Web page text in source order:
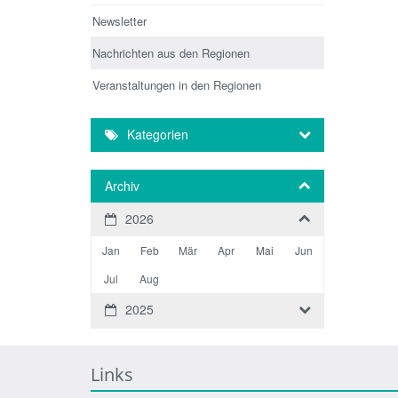
Newsletter
Nachrichten aus den Regionen
Veranstaltungen in den Regionen
Kategorien
Archiv
2026
Jan Feb Mär Apr Mai
Jun
Jul
Aug
2025
Links